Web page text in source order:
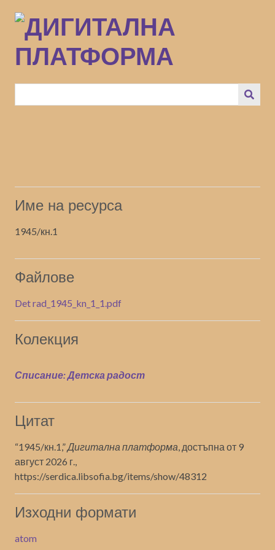
към
основното
съдържание
Име на ресурса
1945/кн.1
Файлове
Det rad_1945_kn_1_1.pdf
Колекция
Списание: Детска радост
Цитат
“1945/кн.1,”Дигитална платформа, достъпна от 9
август 2026 г.,
https://serdica.libsofia.bg/items/show/48312
Изходни формати
atom